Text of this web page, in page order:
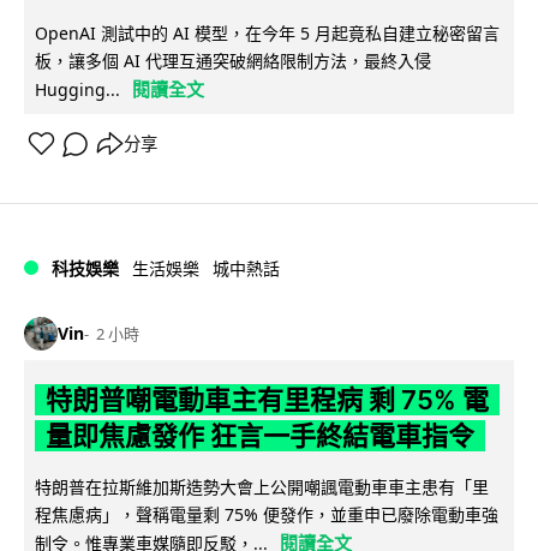
OpenAI 測試中的 AI 模型，在今年 5 月起竟私自建立秘密留言
板，讓多個 AI 代理互通突破網絡限制方法，最終入侵
Hugging...
閱讀全文
分享
科技娛樂 生活娛樂 城中熱話
Vin 2 小時
特朗普嘲電動車主有里程病 剩 75% 電
量即焦慮發作 狂言一手終結電車指令
特朗普在拉斯維加斯造勢大會上公開嘲諷電動車車主患有「里
程焦慮病」，聲稱電量剩 75% 便發作，並重申已廢除電動車強
制令。惟專業車媒隨即反駁，...
閱讀全文